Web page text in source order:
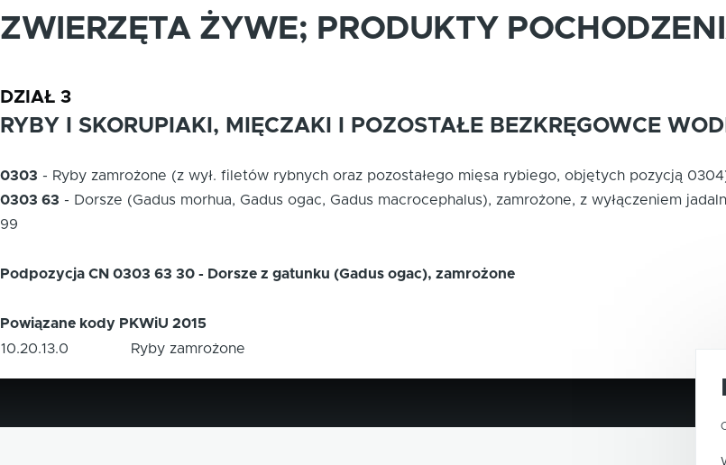
ZWIERZĘTA ŻYWE; PRODUKTY
DZIAŁ 3
RYBY I SKORUPIAKI, MIĘCZAKI I POZOSTAŁE BEZKRĘGOWCE
0303 - Ryby zamrożone (z wył. filetów rybnych oraz pozostałego mięsa rybiego, objętych pozycją
0303 63 - Dorsze (Gadus morhua, Gadus ogac, Gadus macrocephalus), zamrożone, z wyłączeniem
99
Podpozycja CN 0303 63 30 - Dorsze z gatunku (Gadus ogac), zamrożone
Powiązane kody PKWiU 2015
10.20.13.0
Ryby zamrożone